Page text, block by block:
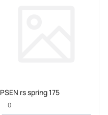
PSEN rs spring 175
0